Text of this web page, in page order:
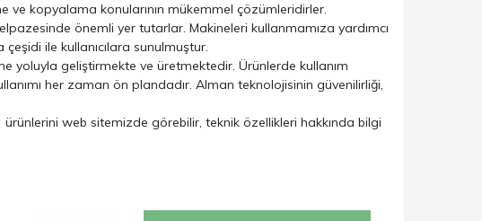
ve kopyalama konularının mükemmel çözümleridirler.
önemli yer tutarlar. Makineleri kullanmamıza yardımcı
ile kullanıcılara sunulmuştur.
yoluyla geliştirmekte ve üretmektedir. Ürünlerde kullanım
her zaman ön plandadır. Alman teknolojisinin güvenilirliği,
web sitemizde görebilir, teknik özellikleri hakkında bilgi